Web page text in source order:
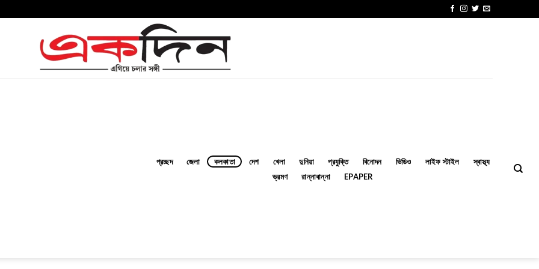
প্রচ্ছদ জেলা কলকাতা দেশ খেলা দুনিয়া প্রযুক্তি বিনোদন ভিডিও লাইফ স্টাইল
স্বাস্থ্য
ভ্রমণ
রান্নাবান্না EPAPER